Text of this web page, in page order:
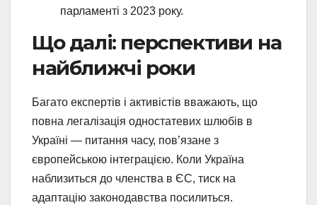
парламенті з 2023 року.
Що далі: перспективи на
найближчі роки
Багато експертів і активістів вважають, що
повна легалізація одностатевих шлюбів в
Україні — питання часу, пов’язане з
європейською інтеграцією. Коли Україна
наблизиться до членства в ЄС, тиск на
адаптацію законодавства посилиться.